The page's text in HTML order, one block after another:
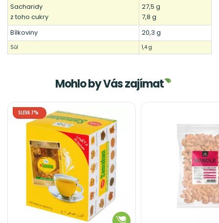
Sacharidy
z toho cukry
27,5 g
7,8 g
Bílkoviny
20,3 g
Sůl 1,4 g
Mohlo by Vás zajímat
SLEVA 7%